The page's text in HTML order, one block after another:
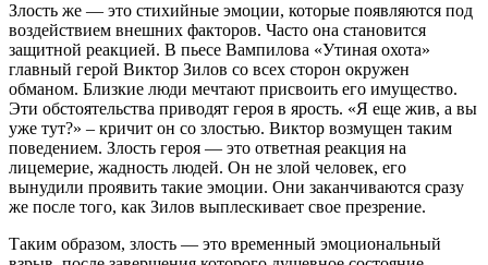
Злость же — это стихийные эмоции, которые появляются под
воздействием внешних факторов. Часто она становится
защитной реакцией. В пьесе Вампилова «Утиная охота»
главный герой Виктор Зилов со всех сторон окружен
обманом. Близкие люди мечтают присвоить его имущество.
Эти обстоятельства приводят героя в ярость. «Я еще жив, а вы
уже тут?» – кричит он со злостью. Виктор возмущен таким
поведением. Злость героя — это ответная реакция на
лицемерие, жадность людей. Он не злой человек, его
вынудили проявить такие эмоции. Они заканчиваются сразу
же после того, как Зилов выплескивает свое презрение.
Таким образом, злость — это временный эмоциональный